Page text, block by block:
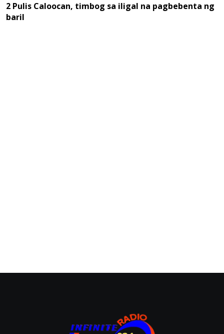
2 Pulis Caloocan, timbog sa iligal na pagbebenta ng
baril